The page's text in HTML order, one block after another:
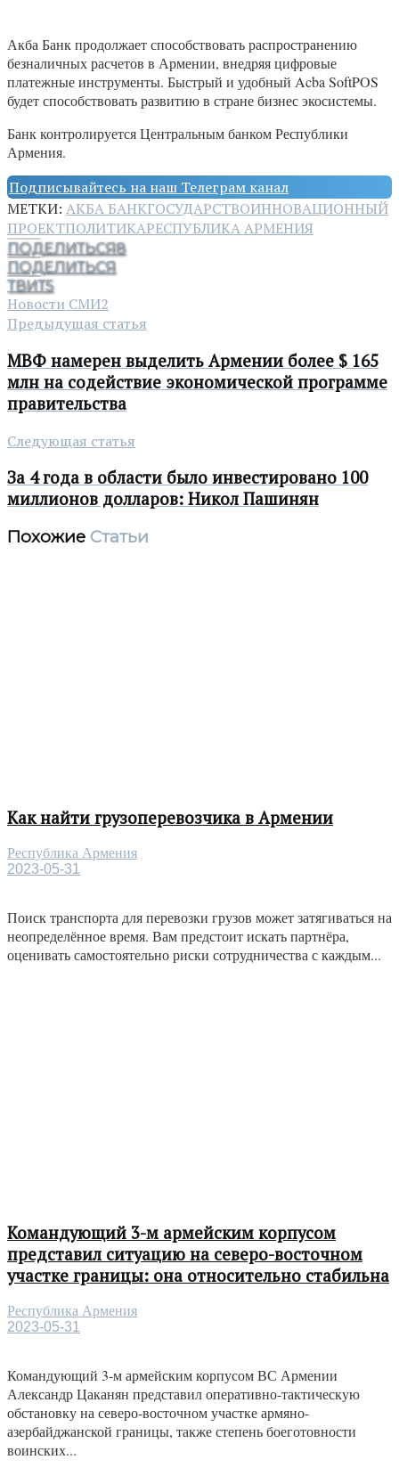
Акба Банк продолжает способствовать распространению
безналичных расчетов в Армении, внедряя цифровые
платежные инструменты. Быстрый и удобный Acba SoftPOS
будет способствовать развитию в стране бизнес экосистемы.
Банк контролируется Центральным банком Республики
Армения.
Подписывайтесь на наш Телеграм канал
МЕТКИ: АКБА БАНКГОСУДАРСТВОИННОВАЦИОННЫЙ
ПРОЕКТПОЛИТИКАРЕСПУБЛИКА АРМЕНИЯ
ПОДЕЛИТЬСЯ8
ПОДЕЛИТЬСЯ
ТВИТ5
Новости СМИ2
Предыдущая статья
МВФ намерен выделить Армении более $ 165
млн на содействие экономической программе
правительства
Следующая статья
За 4 года в области было инвестировано 100
миллионов долларов: Никол Пашинян
Похожие Статьи
Как найти грузоперевозчика в Армении
Республика Армения
2023-05-31
Поиск транспорта для перевозки грузов может затягиваться на
неопределённое время. Вам предстоит искать партнёра,
оценивать самостоятельно риски сотрудничества с каждым...
Командующий 3-м армейским корпусом
представил ситуацию на северо-восточном
участке границы: она относительно стабильна
Республика Армения
2023-05-31
Командующий 3-м армейским корпусом ВС Армении
Александр Цаканян представил оперативно-тактическую
обстановку на северо-восточном участке армяно-
азербайджанской границы, также степень боеготовности
воинских...